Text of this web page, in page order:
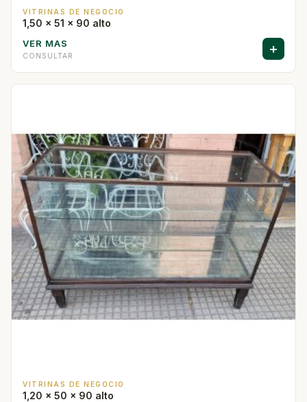
VITRINAS DE NEGOCIO
1,50 x 51 x 90 alto
VER MAS
CONSULTAR +
VITRINAS DE NEGOCIO
1,20 x 50 x 90 alto